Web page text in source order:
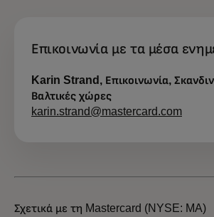
Επικοινωνία με τα μέσα
Karin Strand, Επικοινωνία,
Βαλτικές χώρες
karin.strand@mastercard.com
Σχετικά με τη Mastercard (NYSE: MA)